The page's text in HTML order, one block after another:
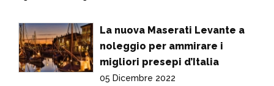
La nuova Maserati Levante a
noleggio per ammirare i
migliori presepi d’Italia
05 Dicembre 2022